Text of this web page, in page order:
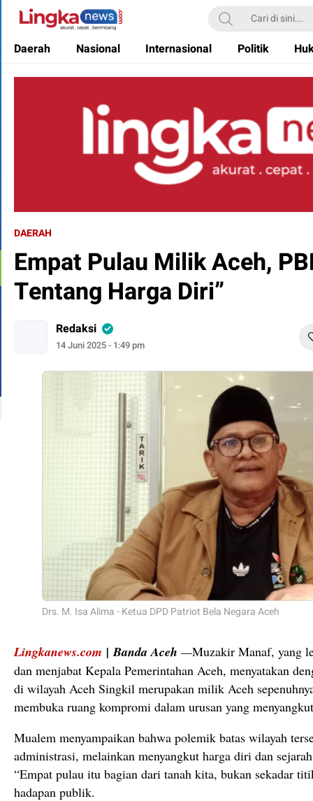
Lingkanews
Akurat. Cepat & Berimbang
Daerah Nasional Internasional Politik
DAERAH
Empat Pulau Milik Aceh,
Tentang Harga Diri”
Redaksi
14 Juni 2025 - 1:49 pm
Drs. M. Isa Alima - Ketua DPD Patriot Bela Negara Aceh
Lingkanews.com |Banda Aceh —Muzakir Manaf, yang
dan menjabat Kepala Pemerintahan Aceh, menyatakan
di wilayah Aceh Singkil merupakan milik Aceh
membuka ruang kompromi dalam urusan yang
Mualem menyampaikan bahwa polemik batas wilayah
administrasi, melainkan menyangkut harga diri dan
“Empat pulau itu bagian dari tanah kita, bukan sekadar
hadapan publik.